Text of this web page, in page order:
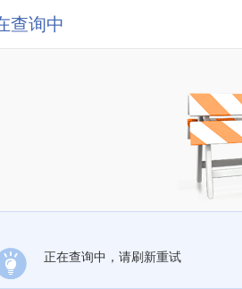
查询中
正在查询中，请刷新重试